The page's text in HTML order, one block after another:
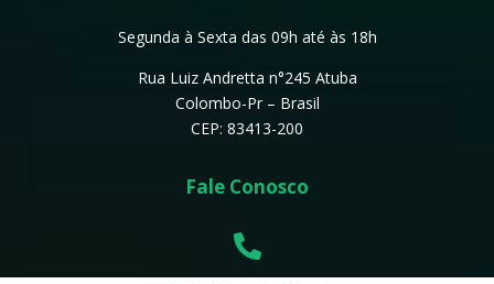
Segunda à Sexta das 09h até às 18h
Rua Luiz Andretta n°245 Atuba
Colombo-Pr – Brasil
CEP: 83413-200
Fale Conosco
